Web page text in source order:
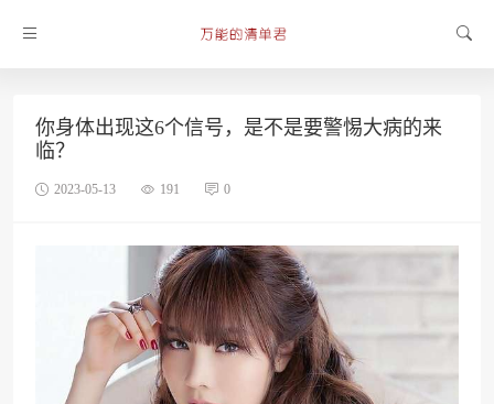
你身体出现这6个信号，是不是要警惕大病的来
临？
2023-05-13 191 0